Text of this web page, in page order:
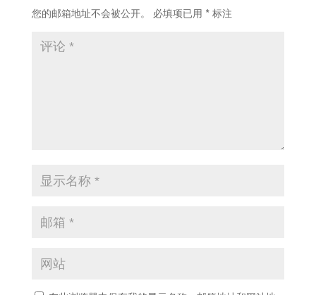
您的邮箱地址不会被公开。 必填项已用 *标注